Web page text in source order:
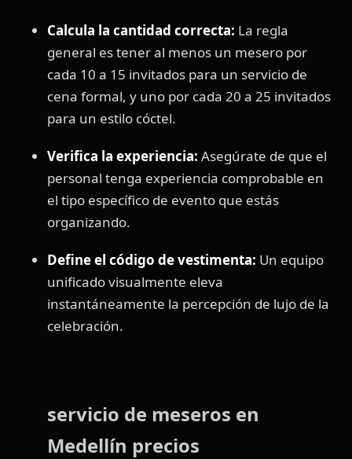
Calcula la cantidad correcta: La regla
general es tener al menos un mesero por
cada 10 a 15 invitados para un servicio de
cena formal, y uno por cada 20 a 25 invitados
para un estilo cóctel.
Verifica la experiencia: Asegúrate de que el
personal tenga experiencia comprobable en
el tipo específico de evento que estás
organizando.
Define el código de vestimenta: Un equipo
unificado visualmente eleva
instantáneamente la percepción de lujo de la
celebración.
servicio de meseros en
Medellín precios